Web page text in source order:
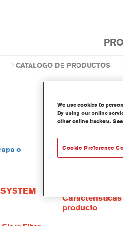
CATÁLOGO DE PRODUCTOS
o
Centari
las gamas de
producto
We use cookies to
By using our online
other online trackers.
Cookie Preference